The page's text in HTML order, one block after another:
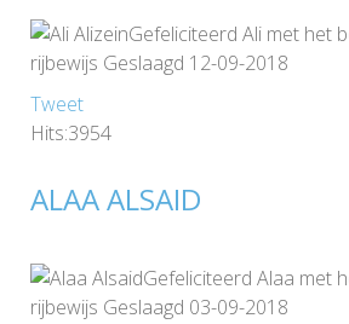
Gefeliciteerd Ali met het
rijbewijs Geslaagd 12-09-2018
Tweet
Hits:3954
ALAA ALSAID
Gefeliciteerd Alaa met
rijbewijs Geslaagd 03-09-2018